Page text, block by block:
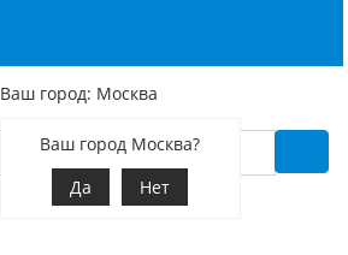
Ваш город: Москва
Ваш город Москва?
Да
Нет